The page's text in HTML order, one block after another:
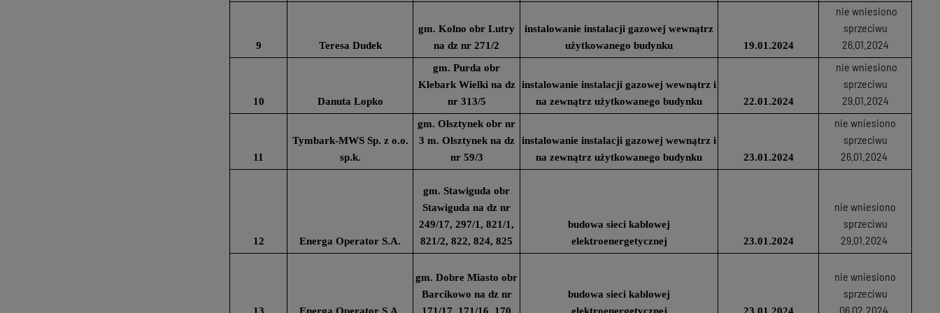
9 Teresa Dudek
gm. Kolno obr Lutry
na dz nr 271/2
instalowanie instalacji gazowej wewnątrz
użytkowanego budynku
19.01.2024
nie wniesiono
sprzeciwu
26.01.2024
10 Danuta Lopko
gm. Purda obr
Klebark Wielki na dz
nr 313/5
instalowanie instalacji gazowej wewnątrz i
na zewnątrz użytkowanego budynku
22.01.2024
nie wniesiono
sprzeciwu
29.01.2024
11
Tymbark-MWS Sp. z o.o.
sp.k.
gm. Olsztynek obr nr
3 m. Olsztynek na dz
nr 59/3
instalowanie instalacji gazowej wewnątrz i
na zewnątrz użytkowanego budynku
23.01.2024
nie wniesiono
sprzeciwu
26.01.2024
12 Energa Operator S.A.
gm. Stawiguda obr
Stawiguda na dz nr
249/17, 297/1, 821/1,
821/2, 822, 824, 825
budowa sieci kablowej
elektroenergetycznej
23.01.2024
nie wniesiono
sprzeciwu
29.01.2024
gm. Dobre Miasto obr
Barcikowo na dz nr
budowa sieci kablowej
nie wniesiono
sprzeciwu
06.02.2024